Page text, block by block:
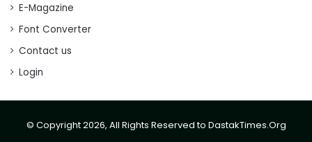
E-Magazine
Font Converter
Contact us
Login
© Copyright 2026, All Rights Reserved to DastakTimes.Org